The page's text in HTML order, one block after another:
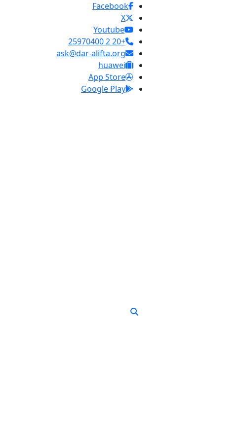
Facebook
X
Youtube
+20 2 25970400
ask@dar-alifta.org
huawei
App Store
Google Play